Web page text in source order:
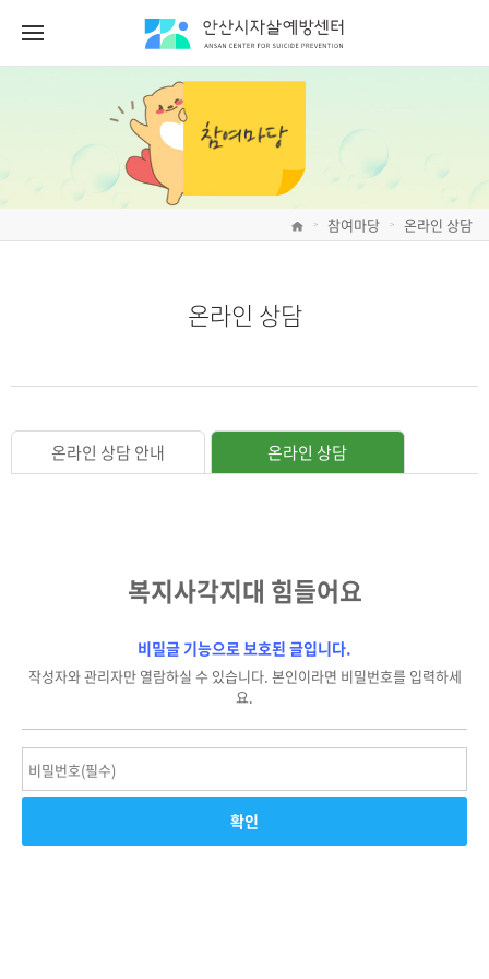
> 참여마당 > 온라인 상담
온라인 상담
온라인 상담 안내 온라인 상담
복지사각지대 힘들어요
비밀글 기능으로 보호된 글입니다.
작성자와 관리자만 열람하실 수 있습니다. 본인이라면 비밀번호를 입력하세
요.